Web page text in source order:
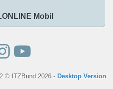
Mobil
© ITZBund 2026 - Desktop Version